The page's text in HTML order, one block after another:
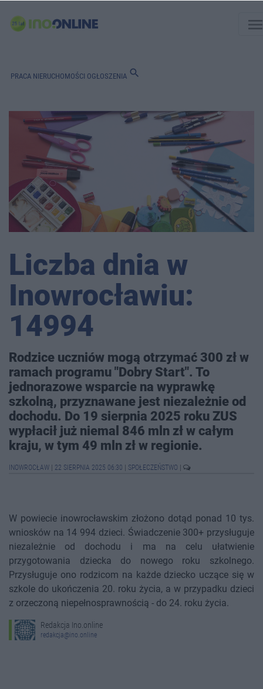
PRACA NIERUCHOMOŚCI OGŁOSZENIA search
Liczba dnia w
Inowrocławiu:
14994
Rodzice uczniów mogą otrzymać 300 zł w
ramach programu "Dobry Start". To
jednorazowe wsparcie na wyprawkę
szkolną, przyznawane jest niezależnie od
dochodu. Do 19 sierpnia 2025 roku ZUS
wypłacił już niemal 846 mln zł w całym
kraju, w tym 49 mln zł w regionie.
INOWROCŁAW 22 SIERPNIA 2025 06:30 SPOŁECZEŃSTWO
W powiecie inowrocławskim złożono dotąd ponad 10 tys.
wniosków na 14 994 dzieci. Świadczenie 300+ przysługuje
niezależnie od dochodu i ma na celu ułatwienie
przygotowania dziecka do nowego roku szkolnego.
Przysługuje ono rodzicom na każde dziecko uczące się w
szkole do ukończenia 20. roku życia, a w przypadku dzieci
z orzeczoną niepełnosprawnością - do 24. roku życia.
Redakcja Ino.online
redakcja@ino.online